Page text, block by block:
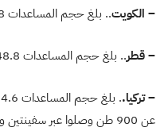
– الكويت.. بلغ حجم المساعدات 498 طنًا.
– قطر.. بلغ حجم المساعدات 348.8 طن.
– تركيا.. بلغ حجم المساعدات 204.6 طن (
عن 900 طن وصلوا عبر سفينتين و10 طائرات)